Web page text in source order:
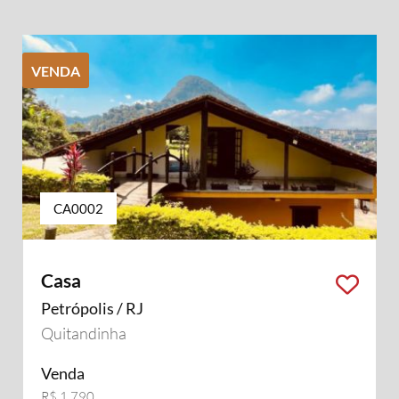
VENDA
CA0002
Casa
Petrópolis / RJ
Quitandinha
Venda